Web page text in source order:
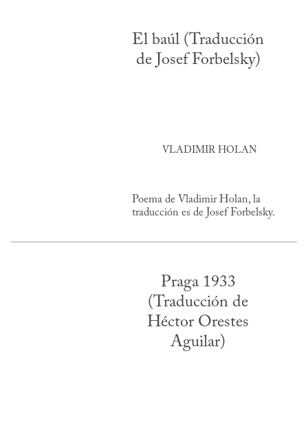
El baúl (Traducción
de Josef Forbelsky)
VLADIMIR HOLAN
Poema de Vladimir Holan, la
traducción es de Josef Forbelsky.
Praga 1933
(Traducción de
Héctor Orestes
Aguilar)